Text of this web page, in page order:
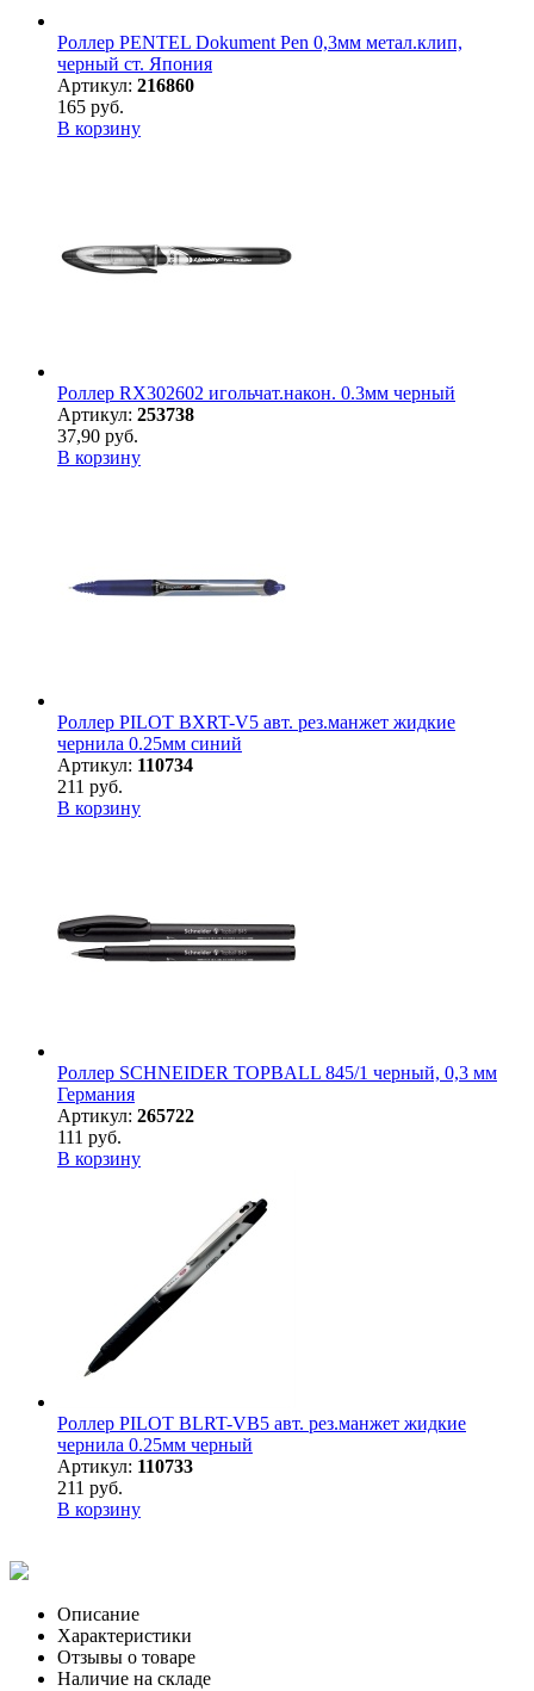
Роллер PENTEL Dokument Pen 0,3мм метал.клип,
черный ст. Япония
Артикул: 216860
165 руб.
В корзину
Роллер RX302602 игольчат.након. 0.3мм черный
Артикул: 253738
37,90 руб.
В корзину
Роллер PILOT BXRT-V5 авт. рез.манжет жидкие
чернила 0.25мм синий
Артикул: 110734
211 руб.
В корзину
Роллер SCHNEIDER TOPBALL 845/1 черный, 0,3 мм
Германия
Артикул: 265722
111 руб.
В корзину
Роллер PILOT BLRT-VB5 авт. рез.манжет жидкие
чернила 0.25мм черный
Артикул: 110733
211 руб.
В корзину
Описание
Характеристики
Отзывы о товаре
Наличие на складе